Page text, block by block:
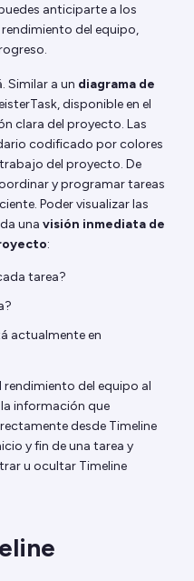
anticiparte a los
del equipo,
Similar a un diagrama de
disponible en el
clara del proyecto. Las
codificado por colores
del proyecto. De
y programar tareas
Poder visualizar las
una visión inmediata de
:
tarea?
actualmente en
del equipo al
información que
desde Timeline
y fin de una tarea y
u ocultar Timeline